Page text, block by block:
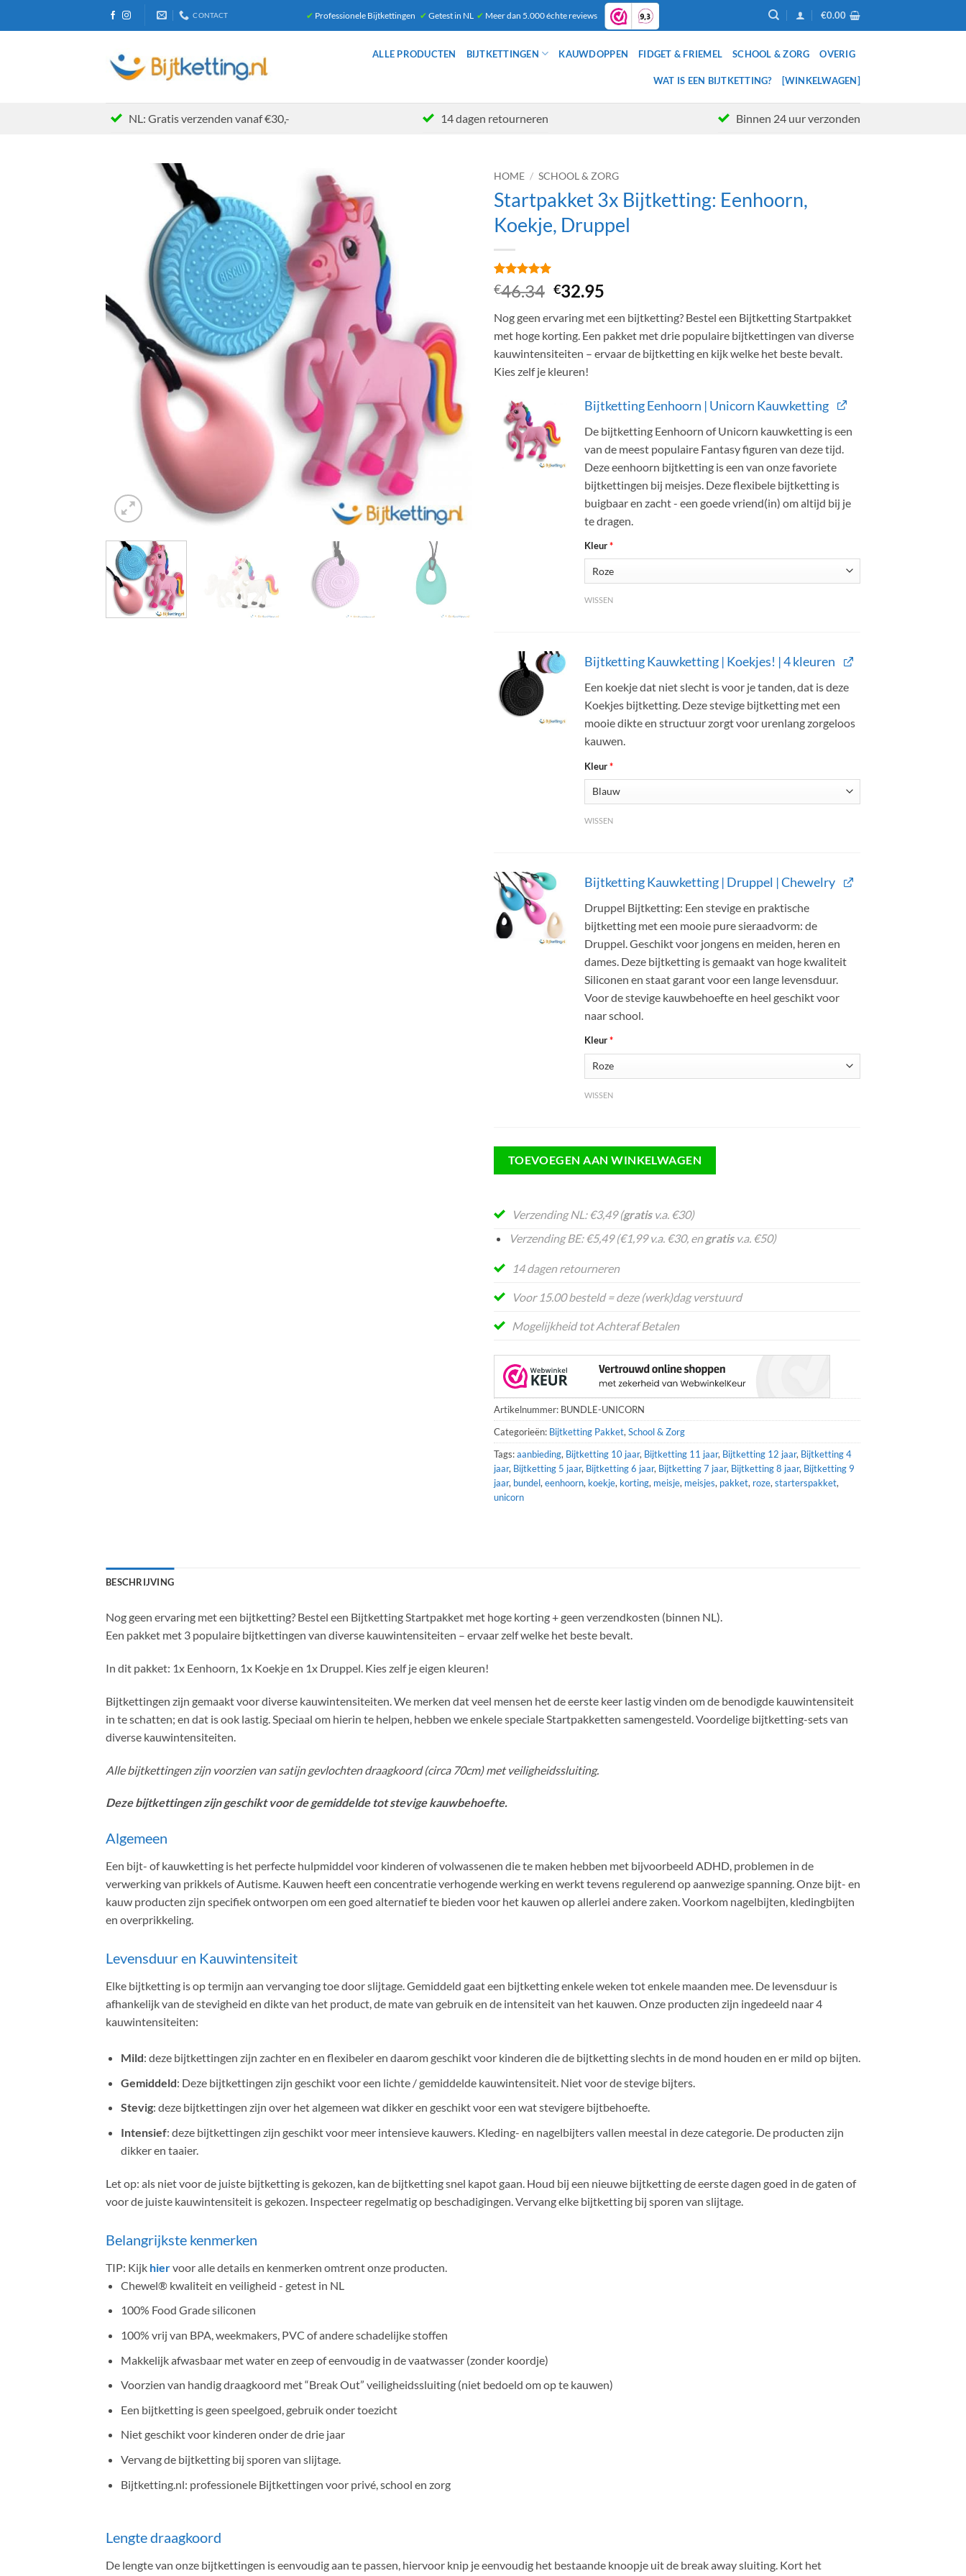
CONTACT ✔ Professionele Bijtkettingen ✔ Getest in NL ✔ Meer dan 5.000 échte reviews €0.00
ALLE PRODUCTEN BIJTKETTINGEN KAUWDOPPEN FIDGET & FRIEMEL SCHOOL & ZORG OVERIG
WAT IS EEN BIJTKETTING? [WINKELWAGEN]
NL: Gratis verzenden vanaf €30,- 14 dagen retourneren Binnen 24 uur verzonden
HOME / SCHOOL & ZORG
Startpakket 3x Bijtketting: Eenhoorn,
Koekje, Druppel
Gewaardeerd
5op 5
op
1
klantbeoordeling
€46.34 Oorspronkelijke
was:
€46.34.
€32.95
is:
€32.95.
Nog geen ervaring met een bijtketting? Bestel een Bijtketting Startpakket
met hoge korting. Een pakket met drie populaire bijtkettingen van diverse
kauwintensiteiten – ervaar de bijtketting en kijk welke het beste bevalt.
Kies zelf je kleuren!
Bijtketting Eenhoorn | Unicorn Kauwketting
De bijtketting Eenhoorn of Unicorn kauwketting is een
van de meest populaire Fantasy figuren van deze tijd.
Deze eenhoorn bijtketting is een van onze favoriete
bijtkettingen bij meisjes. Deze flexibele bijtketting is
buigbaar en zacht - een goede vriend(in) om altijd bij je
te dragen.
Kleur*
WISSEN
Bijtketting Kauwketting | Koekjes! | 4 kleuren
Een koekje dat niet slecht is voor je tanden, dat is deze
Koekjes bijtketting. Deze stevige bijtketting met een
mooie dikte en structuur zorgt voor urenlang zorgeloos
kauwen.
Kleur*
WISSEN
Bijtketting Kauwketting | Druppel | Chewelry
Druppel Bijtketting: Een stevige en praktische
bijtketting met een mooie pure sieraadvorm: de
Druppel. Geschikt voor jongens en meiden, heren en
dames. Deze bijtketting is gemaakt van hoge kwaliteit
Siliconen en staat garant voor een lange levensduur.
Voor de stevige kauwbehoefte en heel geschikt voor
naar school.
Kleur*
WISSEN
TOEVOEGEN AAN WINKELWAGEN
Verzending NL: €3,49 (gratisv.a. €30)
Verzending BE: €5,49 (€1,99 v.a. €30, engratisv.a. €50)
14 dagen retourneren
Voor 15.00 besteld = deze (werk)dag verstuurd
Mogelijkheid tot Achteraf Betalen
Artikelnummer: BUNDLE-UNICORN
Categorieën: Bijtketting Pakket,School & Zorg
Tags:aanbieding, Bijtketting 10 jaar, Bijtketting 11 jaar, Bijtketting 12 jaar, Bijtketting 4
jaar, Bijtketting 5 jaar, Bijtketting 6 jaar, Bijtketting 7 jaar, Bijtketting 8 jaar, Bijtketting 9
jaar, bundel,eenhoorn, koekje, korting, meisje, meisjes, pakket, roze,starterspakket,
unicorn
BESCHRIJVING
Nog geen ervaring met een bijtketting? Bestel een Bijtketting Startpakket met hoge korting + geen verzendkosten (binnen NL).
Een pakket met 3 populaire bijtkettingen van diverse kauwintensiteiten – ervaar zelf welke het beste bevalt.
In dit pakket: 1x Eenhoorn, 1x Koekje en 1x Druppel. Kies zelf je eigen kleuren!
Bijtkettingen zijn gemaakt voor diverse kauwintensiteiten. We merken dat veel mensen het de eerste keer lastig vinden om de benodigde kauwintensiteit
in te schatten; en dat is ook lastig. Speciaal om hierin te helpen, hebben we enkele speciale Startpakketten samengesteld. Voordelige bijtketting-sets van
diverse kauwintensiteiten.
Alle bijtkettingen zijn voorzien van satijn gevlochten draagkoord (circa 70cm) met veiligheidssluiting.
Deze bijtkettingen zijn geschikt voor de gemiddelde tot stevige kauwbehoefte.
Algemeen
Een bijt- of kauwketting is het perfecte hulpmiddel voor kinderen of volwassenen die te maken hebben met bijvoorbeeld ADHD, problemen in de
verwerking van prikkels of Autisme. Kauwen heeft een concentratie verhogende werking en werkt tevens regulerend op aanwezige spanning. Onze bijt- en
kauw producten zijn specifiek ontworpen om een goed alternatief te bieden voor het kauwen op allerlei andere zaken. Voorkom nagelbijten, kledingbijten
en overprikkeling.
Levensduur en Kauwintensiteit
Elke bijtketting is op termijn aan vervanging toe door slijtage. Gemiddeld gaat een bijtketting enkele weken tot enkele maanden mee. De levensduur is
afhankelijk van de stevigheid en dikte van het product, de mate van gebruik en de intensiteit van het kauwen. Onze producten zijn ingedeeld naar 4
kauwintensiteiten:
Mild: deze bijtkettingen zijn zachter en en flexibeler en daarom geschikt voor kinderen die de bijtketting slechts in de mond houden en er mild op bijten.
Gemiddeld: Deze bijtkettingen zijn geschikt voor een lichte / gemiddelde kauwintensiteit. Niet voor de stevige bijters.
Stevig: deze bijtkettingen zijn over het algemeen wat dikker en geschikt voor een wat stevigere bijtbehoefte.
Intensief: deze bijtkettingen zijn geschikt voor meer intensieve kauwers. Kleding- en nagelbijters vallen meestal in deze categorie. De producten zijn
dikker en taaier.
Let op: als niet voor de juiste bijtketting is gekozen, kan de bijtketting snel kapot gaan. Houd bij een nieuwe bijtketting de eerste dagen goed in de gaten of
voor de juiste kauwintensiteit is gekozen. Inspecteer regelmatig op beschadigingen. Vervang elke bijtketting bij sporen van slijtage.
Belangrijkste kenmerken
TIP: Kijk hiervoor alle details en kenmerken omtrent onze producten.
Chewel® kwaliteit en veiligheid - getest in NL
100% Food Grade siliconen
100% vrij van BPA, weekmakers, PVC of andere schadelijke stoffen
Makkelijk afwasbaar met water en zeep of eenvoudig in de vaatwasser (zonder koordje)
Voorzien van handig draagkoord met “Break Out” veiligheidssluiting (niet bedoeld om op te kauwen)
Een bijtketting is geen speelgoed, gebruik onder toezicht
Niet geschikt voor kinderen onder de drie jaar
Vervang de bijtketting bij sporen van slijtage.
Bijtketting.nl: professionele Bijtkettingen voor privé, school en zorg
Lengte draagkoord
De lengte van onze bijtkettingen is eenvoudig aan te passen, hiervoor knip je eenvoudig het bestaande knoopje uit de break away sluiting. Kort het